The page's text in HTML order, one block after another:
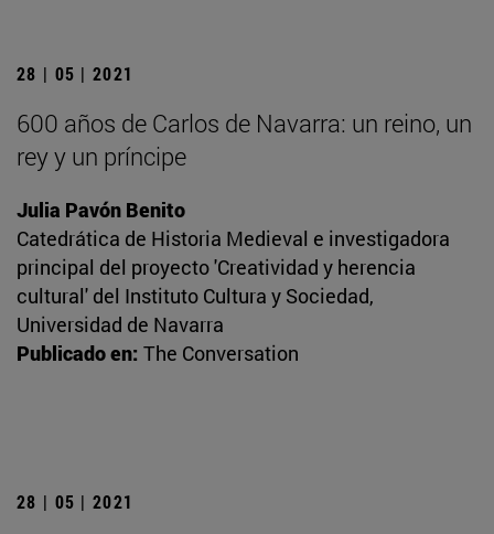
28 | 05 | 2021
600 años de Carlos de Navarra: un reino, un
rey y un príncipe
Julia Pavón Benito
Catedrática de Historia Medieval e investigadora
principal del proyecto 'Creatividad y herencia
cultural' del Instituto Cultura y Sociedad,
Universidad de Navarra
Publicado en: The Conversation
28 | 05 | 2021